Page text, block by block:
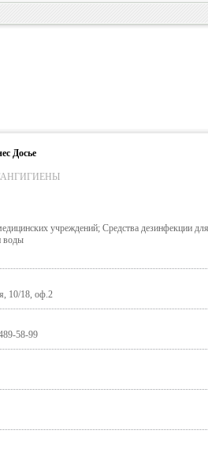
Досье
учреждений; Средства дезинфекции
воды
10/18, оф.2
58-99